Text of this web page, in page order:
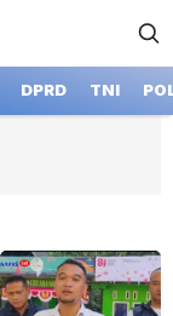
DPRD TNI